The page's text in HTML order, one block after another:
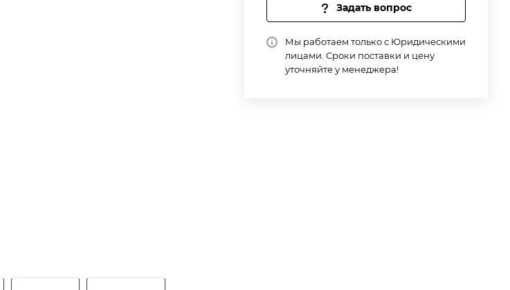
Задать вопрос
Мы работаем только с Юридическими
лицами. Сроки поставки и цену
уточняйте у менеджера!